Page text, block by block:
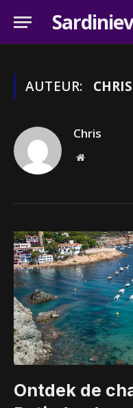
AUTEUR: CHRIS
Chris
Website
Ontdek de